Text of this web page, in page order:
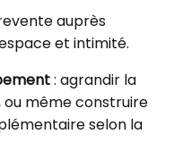
auprès
et intimité.
: agrandir la
ou même construire
selon la